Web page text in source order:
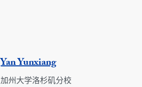
Yan Yunxiang
加州大学洛杉矶分校